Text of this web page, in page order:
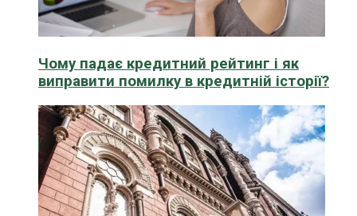
Чому падає кредитний рейтинг і як
виправити помилку в кредитній історії?